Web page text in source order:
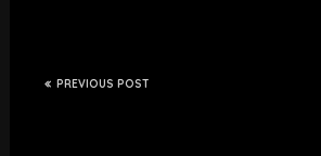
PREVIOUS POST